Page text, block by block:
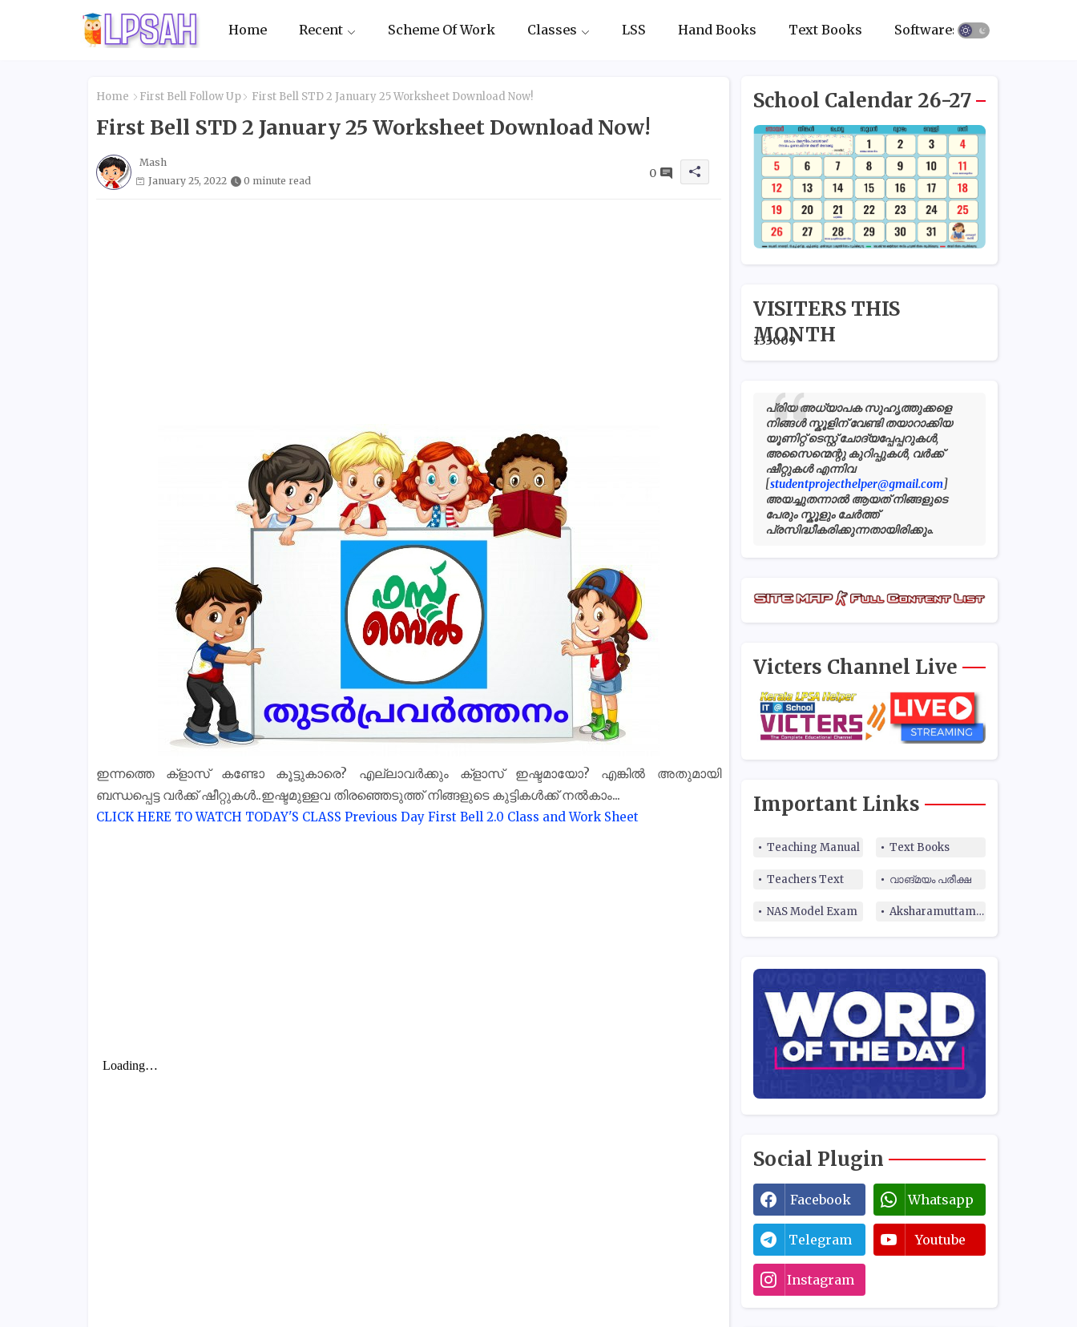
Home Recent Scheme Of Work Classes LSS Hand Books Text Books Softwares
Home First Bell Follow Up First Bell STD 2 January 25 Worksheet Download Now!
First Bell STD 2 January 25 Worksheet Download Now!
Mash
January 25, 2022
0 minute read
0
ഇന്നത്തെ ക്‌ളാസ് കണ്ടോ കൂട്ടുകാരെ? എല്ലാവർക്കും ക്‌ളാസ് ഇഷ്ടമായോ? എങ്കിൽ അതുമായി
ബന്ധപ്പെട്ട വർക്ക് ഷീറ്റുകൾ..ഇഷ്ടമുള്ളവ തിരഞ്ഞെടുത്ത് നിങ്ങളുടെ കുട്ടികൾക്ക് നൽകാം...
CLICK HERE TO WATCH TODAY'S CLASS Previous Day First Bell 2.0 Class and Work Sheet
School Calendar 26-27
VISITERS THIS
MONTH
133009
പ്രിയ അധ്യാപക സുഹൃത്തുക്കളെ
നിങ്ങൾ സ്കൂളിന് വേണ്ടി തയാറാക്കിയ
യൂണിറ്റ് ടെസ്റ്റ് ചോദ്യപ്പേപ്പറുകൾ,
അസൈന്മെന്റു കുറിപ്പുകൾ, വർക്ക്
ഷീറ്റുകൾ എന്നിവ
[studentprojecthelper@gmail.com]
അയച്ചുതന്നാൽ ആയത് നിങ്ങളുടെ
പേരും സ്കൂളും ചേർത്ത്
പ്രസിദ്ധീകരിക്കുന്നതായിരിക്കും.
Victers Channel Live
Important Links
Teaching Manual Text Books
Teachers Text വാങ്മയം പരീക്ഷ
NAS Model Exam Aksharamuttam Quiz
Social Plugin
Facebook Whatsapp
Telegram Youtube
Instagram